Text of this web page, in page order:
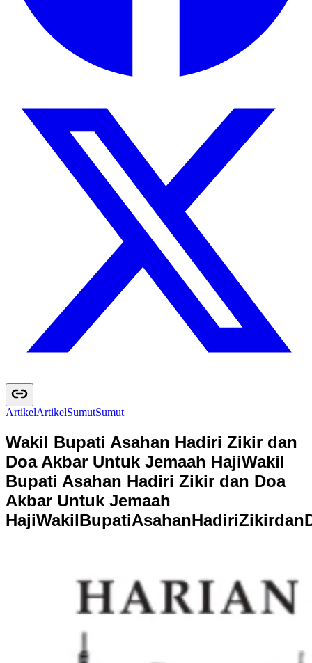
ArtikelArtikelSumutSumut
Wakil Bupati Asahan Hadiri Zikir dan
Doa Akbar Untuk Jemaah HajiWakil
Bupati Asahan Hadiri Zikir dan Doa
Akbar Untuk Jemaah
HajiWakilBupatiAsahanHadiriZikirdan